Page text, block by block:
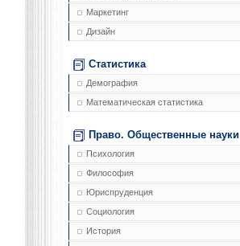
Маркетинг
Дизайн
Статистика
Демография
Математическая статистика
Право. Общественные науки
Психология
Философия
Юриспруденция
Социология
История